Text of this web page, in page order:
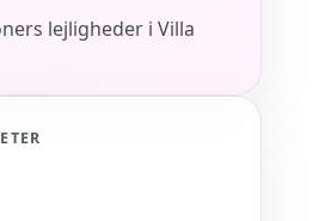
lejligheder i Villa